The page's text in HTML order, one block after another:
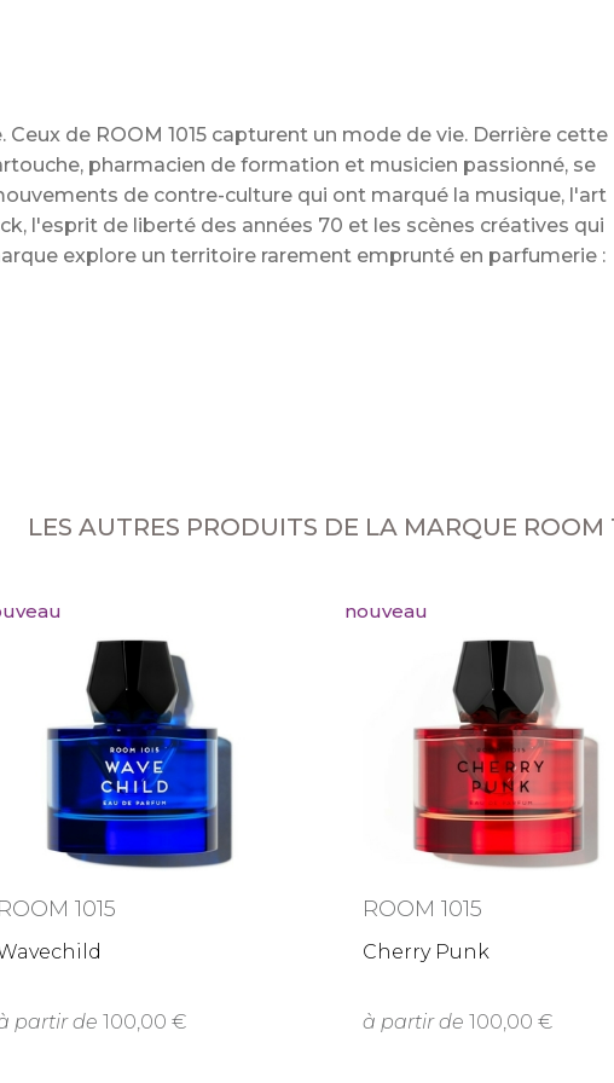
de ROOM 1015 capturent un mode de vie. Derrière cette
pharmacien de formation et musicien passionné, se
de contre-culture qui ont marqué la musique, l'art
l'esprit de liberté des années 70 et les scènes créatives qui
explore un territoire rarement emprunté en parfumerie :
LES AUTRES PRODUITS DE LA MARQUE ROOM
ROOM 1015
partir de 100,00
nouveau
ROOM 1015
Cherry Punk
à partir de 100,00